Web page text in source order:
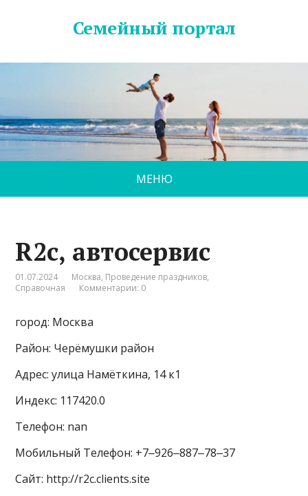
Семейный портал
МЕНЮ
R2с, автосервис
01.07.2024 Москва, Проведение праздников,
Справочная
Комментарии: 0
город: Москва
Район: Черёмушки район
Адрес: улица Намёткина, 14 к1
Индекс: 117420.0
Телефон: nan
Мобильный Телефон: +7‒926‒887‒78‒37
Сайт: http://r2c.clients.site